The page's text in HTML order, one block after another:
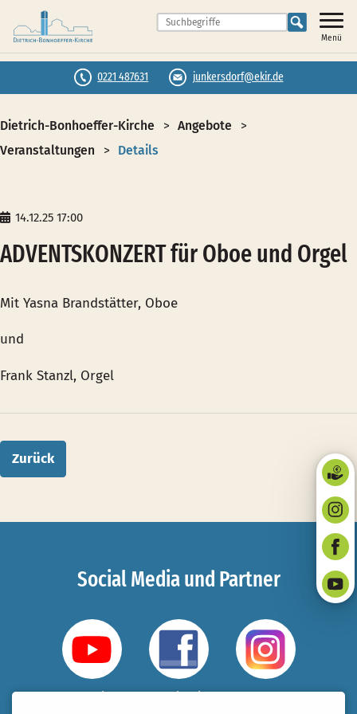
Menü
0221 487631 junkersdorf@ekir.de
Dietrich-Bonhoeffer-Kirche
Angebote
Veranstaltungen
Details
14.12.25 17:00
ADVENTSKONZERT für Oboe und Orgel
Mit Yasna Brandstätter, Oboe
und
Frank Stanzl, Orgel
Zurück
Social Media und Partner
YouTube Facebook Instagram